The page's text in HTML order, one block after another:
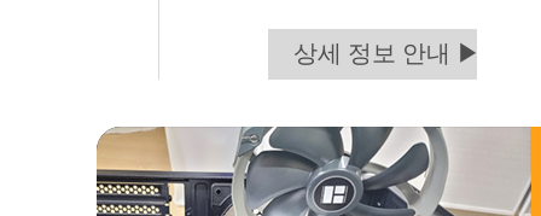
상세 정보 안내 ▶